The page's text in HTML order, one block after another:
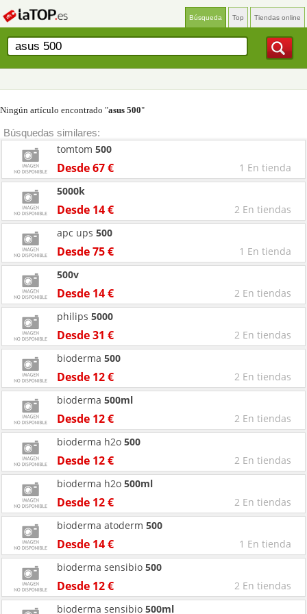
Búsqueda Top Tiendas online
Ningún artículo encontrado "asus 500"
Búsquedas similares:
Desde 67 € 1 En tienda
tomtom 500
Desde 14 € 2 En tiendas
5000k
Desde 75 € 1 En tienda
apc ups 500
Desde 14 € 2 En tiendas
500v
Desde 31 € 2 En tiendas
philips 5000
Desde 12 € 2 En tiendas
bioderma 500
Desde 12 € 2 En tiendas
bioderma 500ml
Desde 12 € 2 En tiendas
bioderma h2o 500
Desde 12 € 2 En tiendas
bioderma h2o 500ml
Desde 14 € 1 En tienda
bioderma atoderm 500
Desde 12 € 2 En tiendas
bioderma sensibio 500
bioderma sensibio 500ml